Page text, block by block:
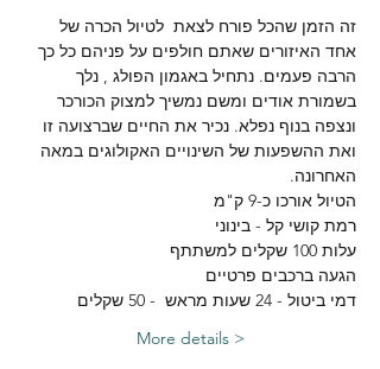
זה הזמן שהכל פורח לצאת  לטיול הכרה של
אחד האיזורים שאתם חולפים על פניהם כל כך
הרבה פעמים. נתחיל באגמון הפולג , נלך
בשמורת אודים ומשם נמשיך למצוק הכורכר
ונצפה בנוף נפלא. נכיר את החיים שברצועה זו
ואת ההשפעות של השינויים האקולוגים במאה
האחרונה.
הטיול אורכו כ-9 ק"מ
רמת קושי קל - בינוני
עלות 100 שקלים למשתתף
הגעה ברכבים פרטיים
דמי ביטול - 24 שעות מראש  - 50 שקלים
More details >